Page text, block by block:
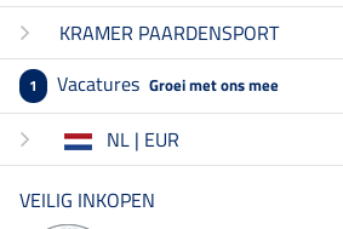
KRAMER PAARDENSPORT
1 Vacatures Groei met ons mee
NL | EUR
VEILIG INKOPEN